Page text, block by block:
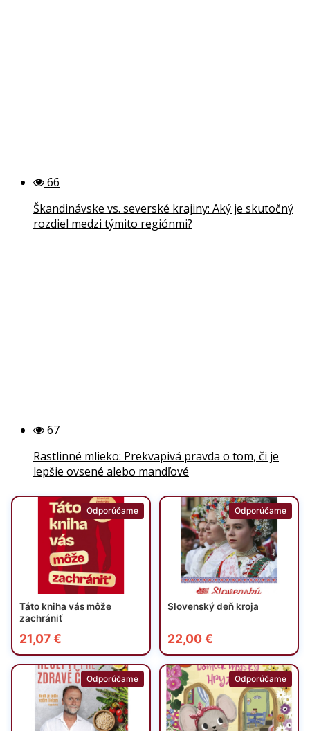
66
Škandinávske vs. severské krajiny: Aký je skutočný
rozdiel medzi týmito regiónmi?
67
Rastlinné mlieko: Prekvapivá pravda o tom, či je
lepšie ovsené alebo mandľové